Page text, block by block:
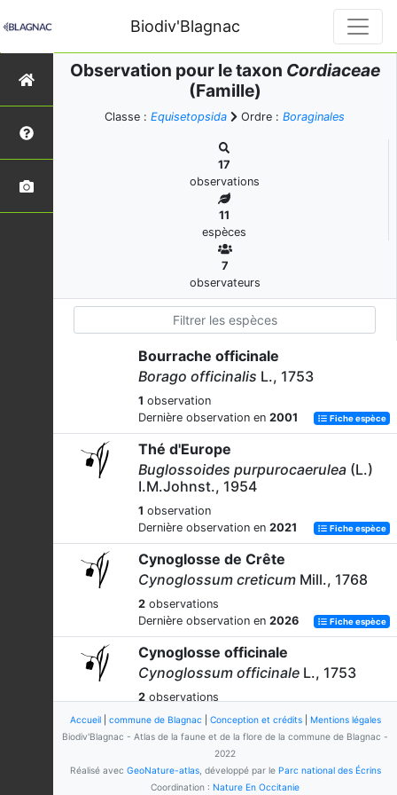
Biodiv'Blagnac
Observation pour le taxon Cordiaceae
(Famille)
Classe : Equisetopsida Ordre : Boraginales
17
observations
11
espèces
7
observateurs
Bourrache officinale
Borago officinalis L., 1753
1 observation
Dernière observation en 2001 Fiche espèce
Thé d'Europe
Buglossoides purpurocaerulea (L.)
I.M.Johnst., 1954
1 observation
Dernière observation en 2021 Fiche espèce
Cynoglosse de Crête
Cynoglossum creticum Mill., 1768
2 observations
Dernière observation en 2026 Fiche espèce
Cynoglosse officinale
Cynoglossum officinale L., 1753
2 observations
Dernière observation en 2026 Fiche espèce
Vipérine à feuilles de plantain
Echium plantagineumL., 1771
observations
Accueil| commune de Blagnac Conception et crédits| Mentions légales
Biodiv'Blagnac - Atlas de la faune et de la flore de la commune de Blagnac -
2022
Réalisé avec GeoNature-atlas, développé par le Parc national des Écrins
Coordination : Nature En Occitanie